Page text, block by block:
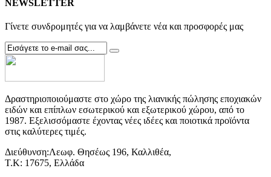
NEWSLETTER
Γίνετε συνδρομητές για να λαμβάνετε νέα και προσφορές μας
Δραστηριοποιούμαστε στο χώρο της λιανικής πώλησης εποχιακών
ειδών και επίπλων εσωτερικού και εξωτερικού χώρου, από το
1987. Εξελισσόμαστε έχοντας νέες ιδέες και ποιοτικά προϊόντα
στις καλύτερες τιμές.
Διεύθυνση:Λεωφ. Θησέως 196, Καλλιθέα,
Τ.Κ: 17675, Ελλάδα